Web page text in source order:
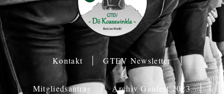
Kontakt GTEV Newsletter
Mitgliedsantrag Archiv Gaufest 2023